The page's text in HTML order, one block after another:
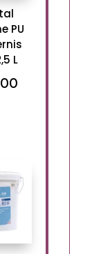
PU
L